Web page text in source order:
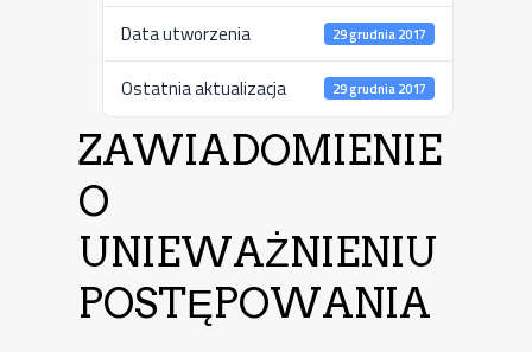
Data utworzenia 29 grudnia 2017
Ostatnia aktualizacja 29 grudnia 2017
ZAWIADOMIENIE
O
UNIEWAŻNIENIU
POSTĘPOWANIA